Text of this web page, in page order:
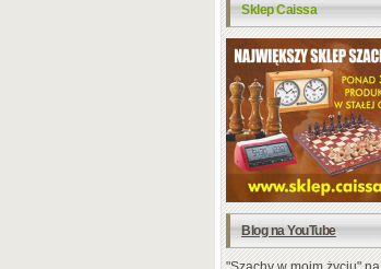
Sklep Caissa
Blog na YouTube